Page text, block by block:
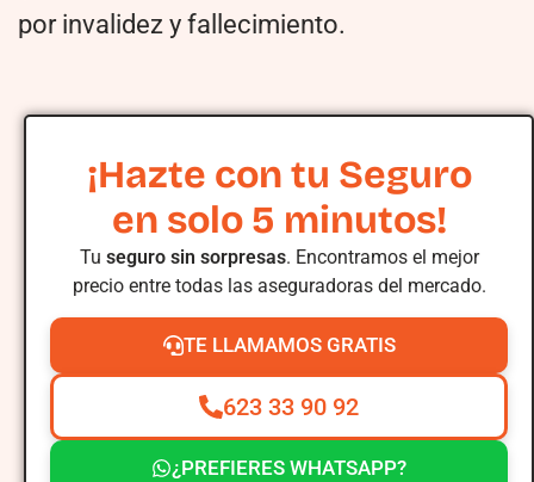
por invalidez y fallecimiento.
¡Hazte con tu Seguro
en solo 5 minutos!
Tu seguro sin sorpresas. Encontramos el mejor
precio entre todas las aseguradoras del mercado.
TE LLAMAMOS GRATIS
623 33 90 92
¿PREFIERES WHATSAPP?